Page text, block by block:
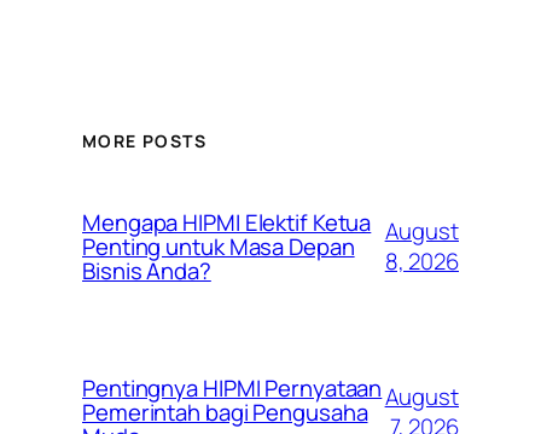
MORE POSTS
Mengapa HIPMI Elektif Ketua
Penting untuk Masa Depan
Bisnis Anda?
August
8, 2026
Pentingnya HIPMI Pernyataan
Pemerintah bagi Pengusaha August
7, 2026